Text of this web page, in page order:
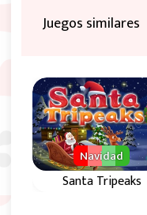
Juegos similares
Santa Tripeaks
Navidad